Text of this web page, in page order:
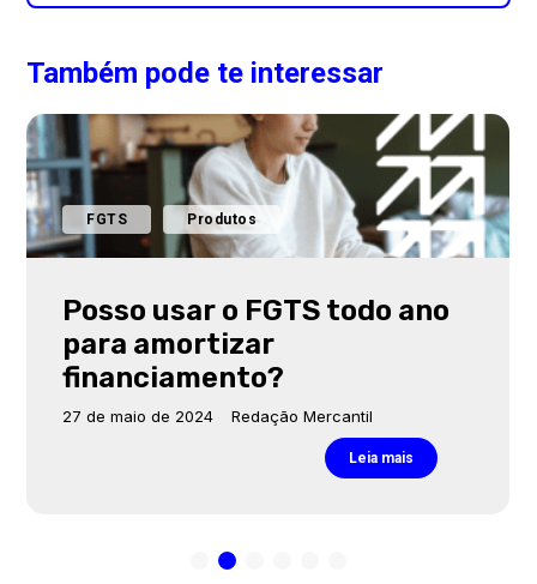
Também pode te interessar
FGTS Produtos
Posso usar o FGTS todo ano
para amortizar
financiamento?
27 de maio de 2024 Redação Mercantil
Leia mais